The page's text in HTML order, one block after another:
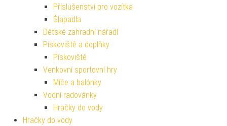
Příslušenství pro vozítka
Šlapadla
Dětské zahradní nářadí
Pískoviště a doplňky
Pískoviště
Venkovní sportovní hry
Míče a balónky
Vodní radovánky
Hračky do vody
Hračky do vody